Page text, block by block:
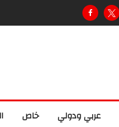
خاص عربي ودولي